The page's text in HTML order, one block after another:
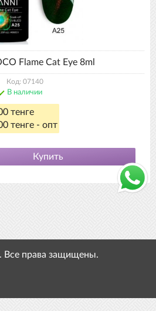
Flame Cat Eye 8ml
Код: 07140
В наличии
тенге
тенге - опт
Купить
Все права защищены.